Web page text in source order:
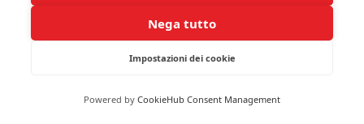
pianificare i pasti. Assicurarti di avere sempre un
pasto equilibrato che includacarboidrati
anche aiutarti a evitare il fenomeno dell’appetito
Nega tutto
Impostazioni dei cookie
Powered by CookieHub Consent Management